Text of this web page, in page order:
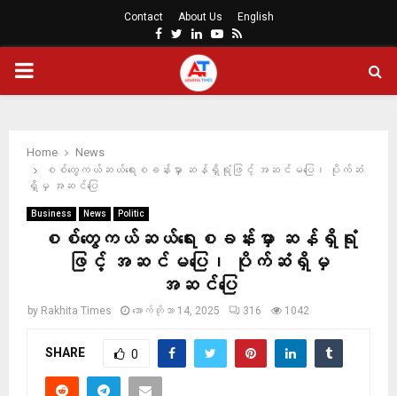
Contact About Us English
Facebook
Twitter
LinkedinYoutube
Rss
PRIMARY
Home
News
စစ်တွေကယ်ဆယ်ရေးစခန်းမှာ ဆန်ရှိရုံဖြင့် အဆင်မပြေ၊ ပိုက်ဆံ
ရှိမှ အဆင်ပြေ
Business News Politic
စစ်တွေကယ်ဆယ်ရေးစခန်းမှာ ဆန်ရှိရုံ
ဖြင့် အဆင်မပြေ၊ ပိုက်ဆံရှိမှ
အဆင်ပြေ
by Rakhita Times အောက်တိုဘာ 14, 2025 316 1042
SHARE 0